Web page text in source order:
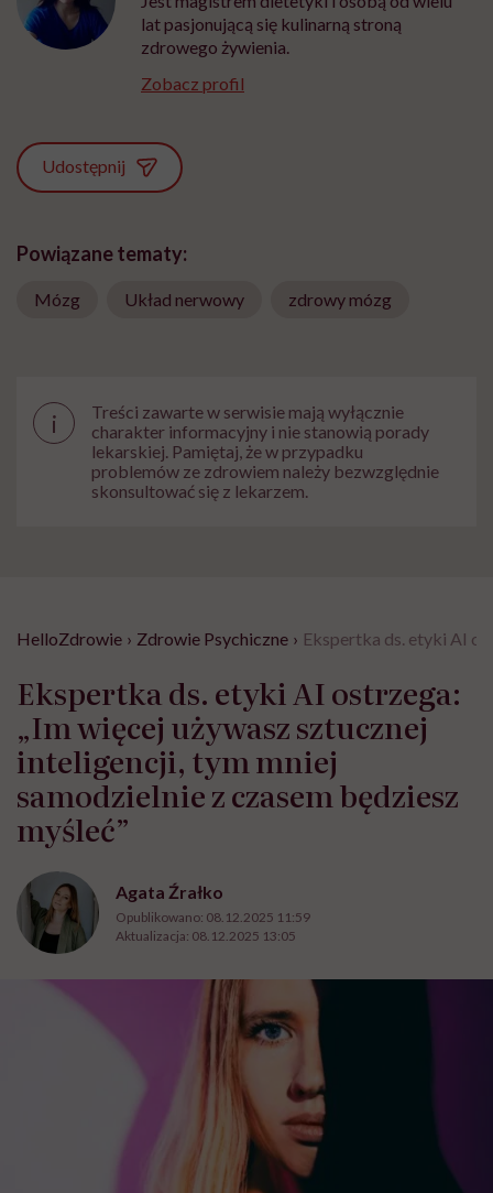
lat pasjonującą się kulinarną stroną
zdrowego żywienia.
Zobacz profil
Udostępnij
Powiązane tematy:
Mózg Układ nerwowy zdrowy mózg
i
Treści zawarte w serwisie mają wyłącznie
charakter informacyjny i nie stanowią porady
lekarskiej. Pamiętaj, że w przypadku
problemów ze zdrowiem należy bezwzględnie
skonsultować się z lekarzem.
HelloZdrowie › Zdrowie Psychiczne › Ekspertka ds. etyki AI
Ekspertka ds. etyki AI ostrzega:
„Im więcej używasz sztucznej
inteligencji, tym mniej
samodzielnie z czasem będziesz
myśleć”
Agata Źrałko
Opublikowano: 08.12.2025 11:59
Aktualizacja: 08.12.2025 13:05